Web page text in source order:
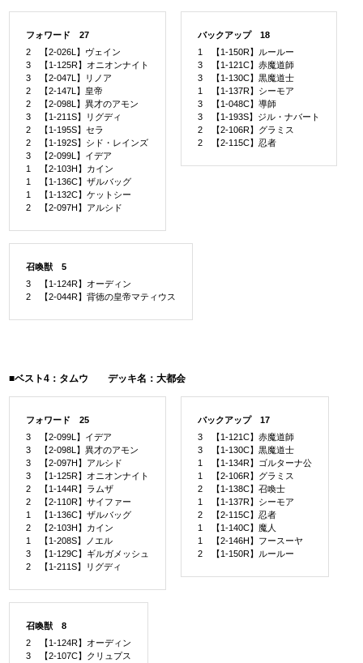
フォワード 27
2 【2-026L】ヴェイン
3 【1-125R】オニオンナイト
3 【2-047L】リノア
2 【2-147L】皇帝
2 【2-098L】異才のアモン
3 【1-211S】リグディ
2 【1-195S】セラ
2 【1-192S】シド・レインズ
3 【2-099L】イデア
1 【2-103H】カイン
1 【1-136C】ザルバッグ
1 【1-132C】ケットシー
2 【2-097H】アルシド
バックアップ 18
1 【1-150R】ルールー
3 【1-121C】赤魔道師
3 【1-130C】黒魔道士
1 【1-137R】シーモア
3 【1-048C】導師
3 【1-193S】ジル・ナバート
2 【2-106R】グラミス
2 【2-115C】忍者
召喚獣 5
3 【1-124R】オーディン
2 【2-044R】背徳の皇帝マティウス
■ベスト4：タムウ デッキ名：大都会
フォワード 25
3 【2-099L】イデア
3 【2-098L】異才のアモン
3 【2-097H】アルシド
3 【1-125R】オニオンナイト
2 【1-144R】ラムザ
2 【2-110R】サイファー
1 【1-136C】ザルバッグ
2 【2-103H】カイン
1 【1-208S】ノエル
3 【1-129C】ギルガメッシュ
2 【1-211S】リグディ
バックアップ 17
3 【1-121C】赤魔道師
3 【1-130C】黒魔道士
1 【1-134R】ゴルターナ公
1 【2-106R】グラミス
2 【1-138C】召喚士
1 【1-137R】シーモア
2 【2-115C】忍者
1 【1-140C】魔人
1 【2-146H】フースーヤ
2 【1-150R】ルールー
召喚獣 8
2 【1-124R】オーディン
3 【2-107C】クリュプス